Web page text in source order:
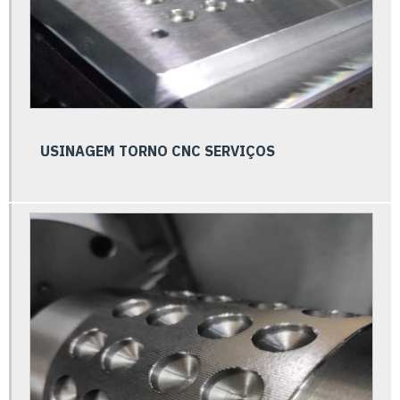
Certificado de verificação metrológica
Cilindro pneumático preço
Cilindros pneumáticos
Conexões de aço carbono
Conexões pneumáticas com regulador
Conexões pneumáticas com retenção
Conexões pneumáticas
Consultoria metrologia
Controle de qualidade e metrologia
Distribuidor de conexões pneumáticas
USINAGEM TORNO CNC SERVIÇOS